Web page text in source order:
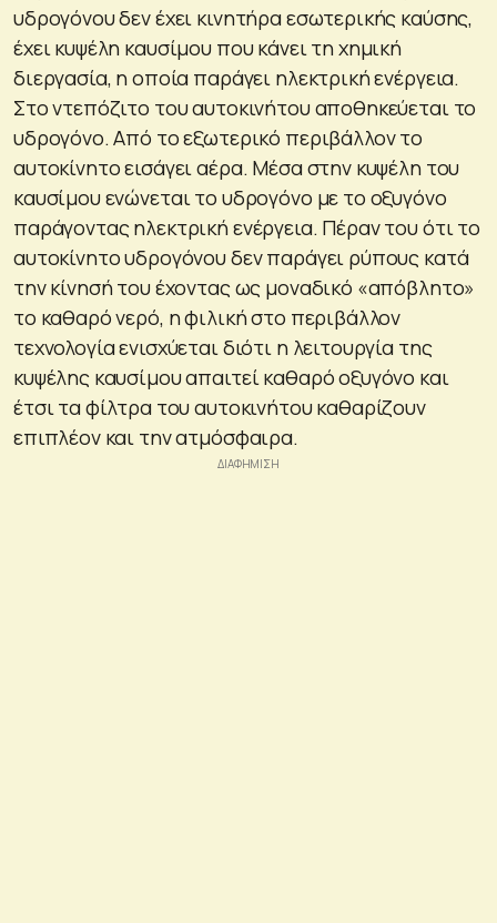
υδρογόνου δεν έχει κινητήρα εσωτερικής καύσης,
έχει κυψέλη καυσίμου που κάνει τη χημική
διεργασία, η οποία παράγει ηλεκτρική ενέργεια.
Στο ντεπόζιτο του αυτοκινήτου αποθηκεύεται το
υδρογόνο. Από το εξωτερικό περιβάλλον το
αυτοκίνητο εισάγει αέρα. Μέσα στην κυψέλη του
καυσίμου ενώνεται το υδρογόνο με το οξυγόνο
παράγοντας ηλεκτρική ενέργεια. Πέραν του ότι το
αυτοκίνητο υδρογόνου δεν παράγει ρύπους κατά
την κίνησή του έχοντας ως μοναδικό «απόβλητο»
το καθαρό νερό, η φιλική στο περιβάλλον
τεχνολογία ενισχύεται διότι η λειτουργία της
κυψέλης καυσίμου απαιτεί καθαρό οξυγόνο και
έτσι τα φίλτρα του αυτοκινήτου καθαρίζουν
επιπλέον και την ατμόσφαιρα.